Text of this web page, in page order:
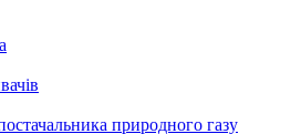
природного газу